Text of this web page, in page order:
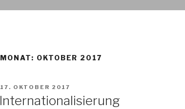
MONAT: OKTOBER 2017
VERÖFFENTLICHT
AM
17. OKTOBER 2017
Internationalisierung